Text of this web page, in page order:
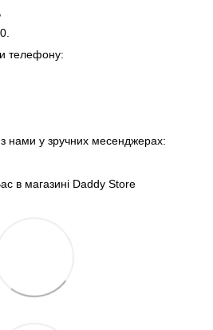
телефону:
нами у зручних месенджерах:
в магазині Daddy Store